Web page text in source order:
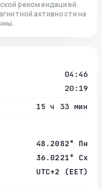
рекомендацией.
активности на
04:46
20:19
15 ч 33 мин
48.2082° Пн
36.0221° Сх
UTC+2 (EET)